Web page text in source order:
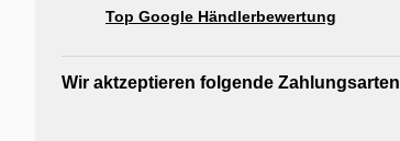
Top Google Händlerbewertung
Wir aktzeptieren folgende Zahlungsarten